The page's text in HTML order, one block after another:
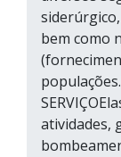
bem como
atividades,